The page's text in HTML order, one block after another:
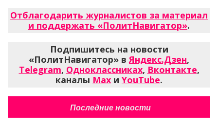
Отблагодарить журналистов за материал
и поддержать «ПолитНавигатор».
Подпишитесь на новости
«ПолитНавигатор» в Яндекс.Дзен,
Telegram, Одноклассниках, Вконтакте,
каналы Max и YouTube.
Последние новости